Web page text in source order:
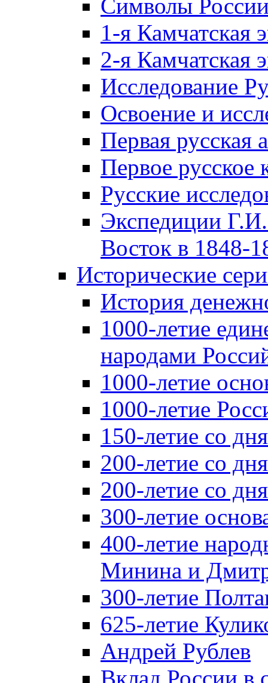
Символы
1-я Камчатская
2-я Камчатская
Исследование
Освоение и
Первая русская
Первое русское
Русские
Экспедиции
Восток в 1848-
Исторические
История
1000-летие
народами
1000-летие
1000-летие
150-летие со
200-летие со
200-летие со
300-летие
400-летие
Минина и
300-летие
625-летие
Андрей Рублев
Вклад России в